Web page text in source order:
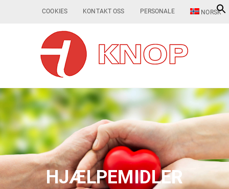
COOKIES KONTAKT OSS PERSONALE NORSK
HJÆLPEMIDLER